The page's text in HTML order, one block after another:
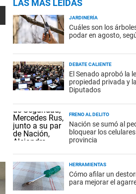
LAS MÁS LEÍDAS
JARDINERÍA
Cuáles son los
podar en agosto,
DEBATE CALIENTE
El Senado aprobó la
propiedad privada y
Diputados
FRENO AL DELITO
Nación se sumó al
bloquear los
provincia
HERRAMIENTAS
Cómo afilar un
para mejorar el